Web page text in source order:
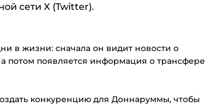
сети X (Twitter).
в жизни: сначала он видит новости о
потом появляется информация о трансфере
конкуренцию для Доннаруммы, чтобы